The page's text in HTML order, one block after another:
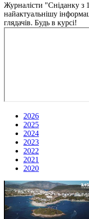
Журналісти "Сніданку з
найактуальнішу
глядачів. Будь в курсі!
2026
2025
2024
2023
2022
2021
2020